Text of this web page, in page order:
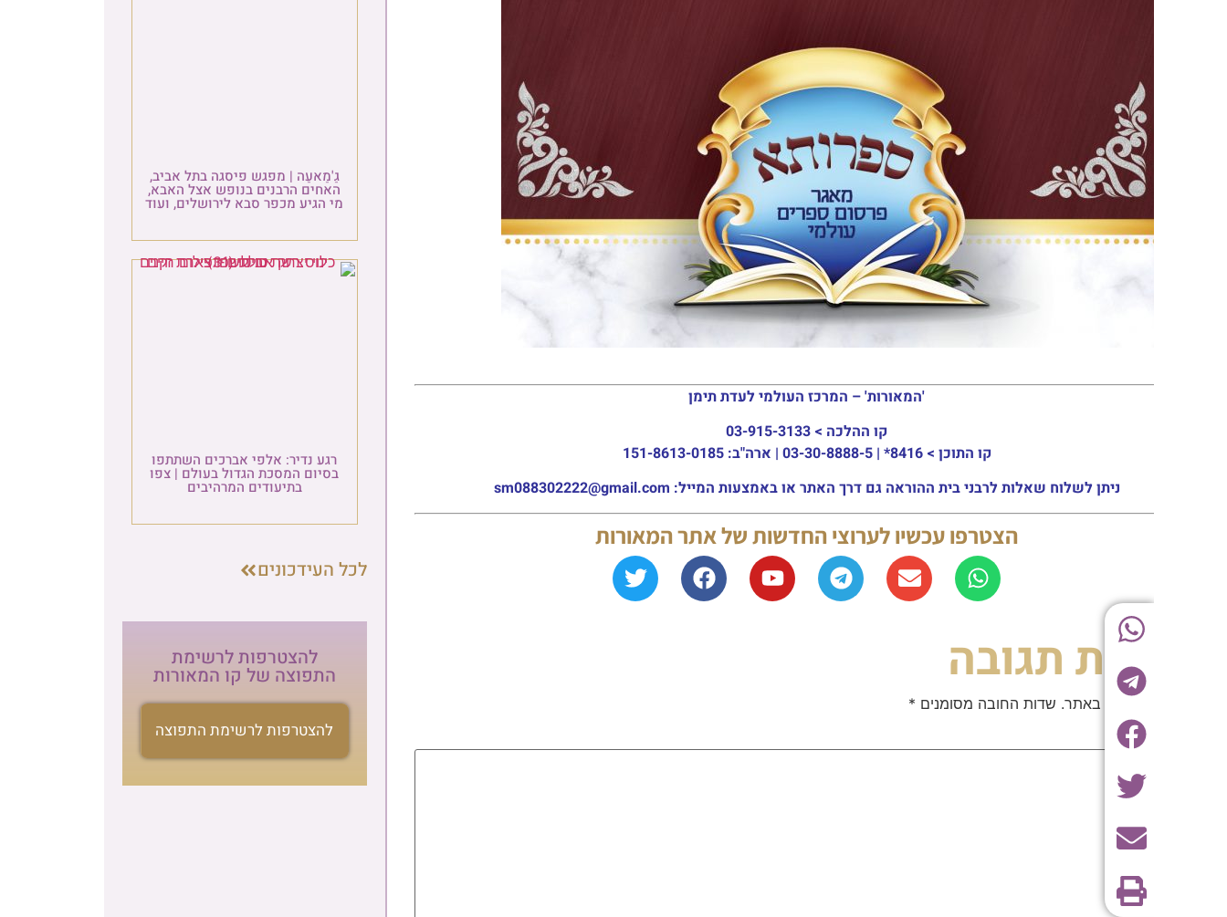
'המאורות' – המרכז העולמי לעדת תימן
03-915-3133
8416* | 03-30-8888-5 | ארה"ב: 151-8613-0185
ניתן לשלוח שאלות לרבני בית ההוראה גם דרך האתר או באמצעות המייל: sm088302222@gmail.com
הצטרפו עכשיו לערוצי החדשות של אתר המאורות
תגובה
שדות החובה מסומנים*
גַ'מַאעַה | מפגש פיסגה בתל אביב,
האחים הרבנים בנופש אצל האבא,
מי הגיע מכפר סבא לירושלים, ועוד
רגע נדיר: אלפי אברכים השתתפו
בסיום המסכת הגדול בעולם | צפו
בתיעודים המרהיבים
לכל העידכונים
להצטרפות לרשימת
התפוצה של קו המאורות
להצטרפות לרשימת התפוצה